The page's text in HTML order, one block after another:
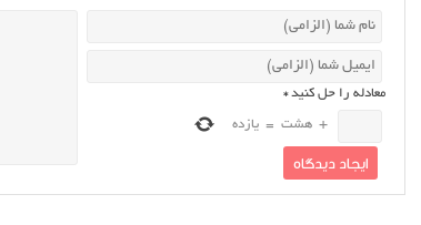
معادله را حل کنید*
+ هشت = یازده